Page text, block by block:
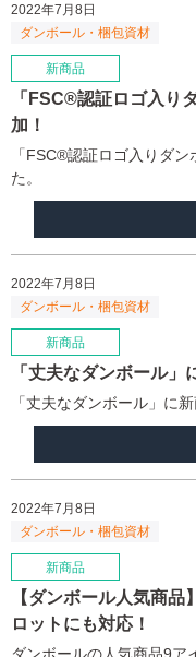
2022年7月8日
「FSC®認証ロゴ入り
加！
「FSC®認証ロゴ入りダ
た。
2022年7月8日
「丈夫なダンボール」
「丈夫なダンボール」に
2022年7月8日
【ダンボール人気商
ロットにも対応！